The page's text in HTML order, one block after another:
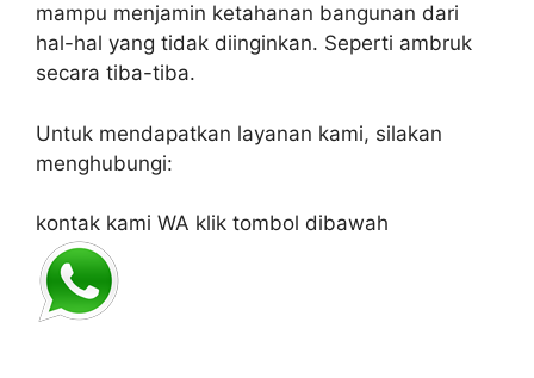
mampu menjamin ketahanan bangunan dari
hal-hal yang tidak diinginkan. Seperti ambruk
secara tiba-tiba.
Untuk mendapatkan layanan kami, silakan
menghubungi:
kontak kami WA klik tombol dibawah